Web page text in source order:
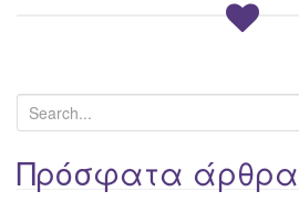
e
a
rΠρόσφατα άρθρα